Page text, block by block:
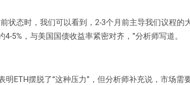
状态时，我们可以看到，2-3个月前主导我们议程的
5%，与美国国债收益率紧密对齐，”分析师写道。
明ETH摆脱了“这种压力”，但分析师补充说，市场